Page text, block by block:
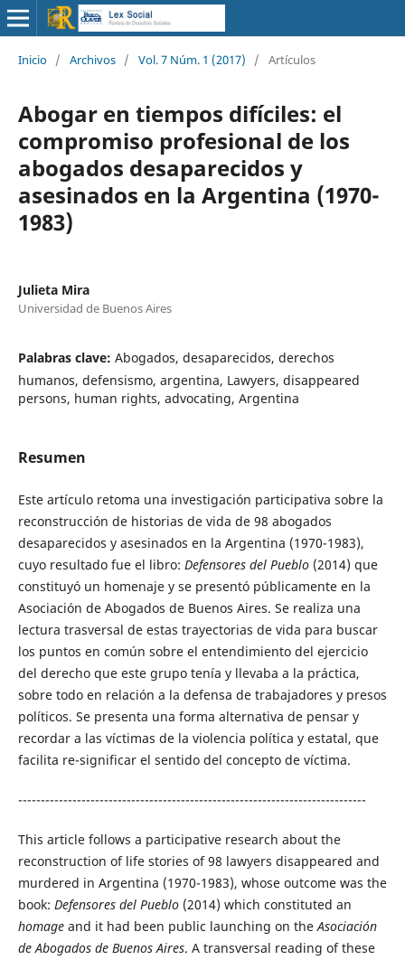
Inicio / Archivos / Vol. 7 Núm. 1 (2017) / Artículos
Abogar en tiempos difíciles: el
compromiso profesional de los
abogados desaparecidos y
asesinados en la Argentina (1970-
1983)
Julieta Mira
Universidad de Buenos Aires
Palabras clave: Abogados, desaparecidos, derechos
humanos, defensismo, argentina, Lawyers, disappeared
persons, human rights, advocating, Argentina
Resumen
Este artículo retoma una investigación participativa sobre la
reconstrucción de historias de vida de 98 abogados
desaparecidos y asesinados en la Argentina (1970-1983),
cuyo resultado fue el libro: Defensores del Pueblo(2014) que
constituyó un homenaje y se presentó públicamente en la
Asociación de Abogados de Buenos Aires. Se realiza una
lectura trasversal de estas trayectorias de vida para buscar
los puntos en común sobre el entendimiento del ejercicio
del derecho que este grupo tenía y llevaba a la práctica,
sobre todo en relación a la defensa de trabajadores y presos
políticos. Se presenta una forma alternativa de pensar y
recordar a las víctimas de la violencia política y estatal, que
facilita re-significar el sentido del concepto de víctima.
-----------------------------------------------------------------------------
This article follows a participative research about the
reconstruction of life stories of 98 lawyers disappeared and
murdered in Argentina (1970-1983), whose outcome was the
book: Defensores del Pueblo(2014) which constituted an
homage and it had been public launching on theAsociación
de Abogados de Buenos Aires. A transversal reading of these